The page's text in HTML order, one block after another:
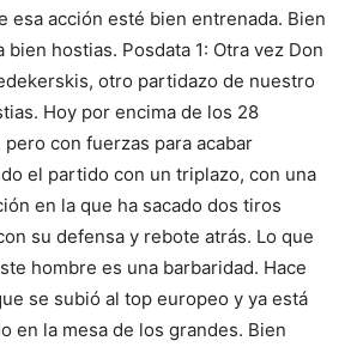
esa acción esté bien entrenada. Bien
bien hostias. Posdata 1: Otra vez Don
otro partidazo de nuestro
Hoy por encima de los 28
pero con fuerzas para acabar
el partido con un triplazo, con una
en la que ha sacado dos tiros
su defensa y rebote atrás. Lo que
hombre es una barbaridad. Hace
se subió al top europeo y ya está
en la mesa de los grandes. Bien